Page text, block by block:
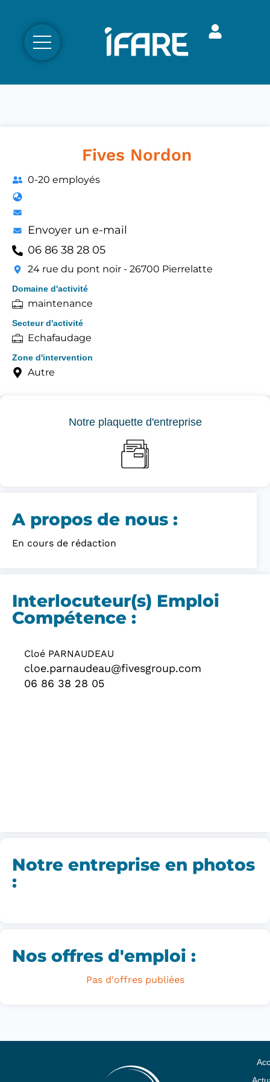
Fives Nordon
0-20 employés
Envoyer un e-mail
06 86 38 28 05
24 rue du pont noir - 26700 Pierrelatte
Domaine d'activité
maintenance
Secteur d'activité
Echafaudage
Zone d'intervention
Autre
Notre plaquette d'entreprise
A propos de nous :​
En cours de rédaction
Interlocuteur(s) Emploi
Compétence :
Cloé PARNAUDEAU
cloe.parnaudeau@fivesgroup.com
06 86 38 28 05
Notre entreprise en photos
:
Nos offres d'emploi :
Pas d'offres publiées